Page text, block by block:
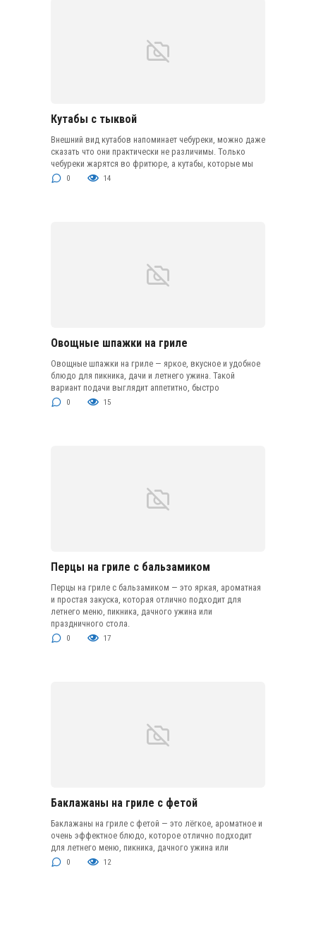
Кутабы с тыквой
Внешний вид кутабов напоминает чебуреки, можно даже
сказать что они практически не различимы. Только
чебуреки жарятся во фритюре, а кутабы, которые мы
0 14
Овощные шпажки на гриле
Овощные шпажки на гриле — яркое, вкусное и удобное
блюдо для пикника, дачи и летнего ужина. Такой
вариант подачи выглядит аппетитно, быстро
0 15
Перцы на гриле с бальзамиком
Перцы на гриле с бальзамиком — это яркая, ароматная
и простая закуска, которая отлично подходит для
летнего меню, пикника, дачного ужина или
праздничного стола.
0 17
Баклажаны на гриле с фетой
Баклажаны на гриле с фетой — это лёгкое, ароматное и
очень эффектное блюдо, которое отлично подходит
для летнего меню, пикника, дачного ужина или
0 12